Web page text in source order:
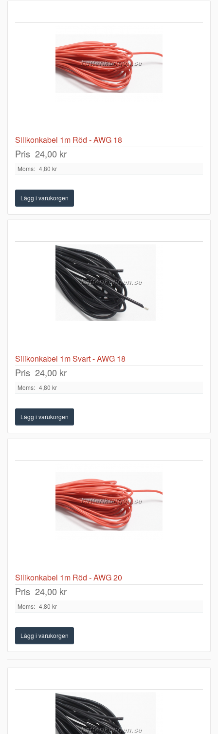
Silikonkabel 1m Röd - AWG 18
Pris 24,00 kr
Moms: 4,80 kr
Silikonkabel 1m Svart - AWG 18
Pris 24,00 kr
Moms: 4,80 kr
Silikonkabel 1m Röd - AWG 20
Pris 24,00 kr
Moms: 4,80 kr